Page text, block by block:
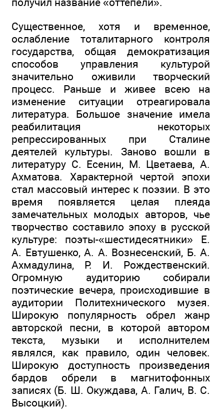
Существенное, хотя и временное,
ослабление тоталитарного контроля
государства, общая демократизация
способов управления культурой
значительно оживили творческий
процесс. Раньше и живее всею на
изменение ситуации отреагировала
литература. Большое значение имела
реабилитация некоторых
репрессированных при Сталине
деятелей культуры. Заново вошли в
литературу С. Есенин, М. Цветаева, А.
Ахматова. Характерной чертой эпохи
стал массовый интерес к поэзии. В это
время появляется целая плеяда
замечательных молодых авторов, чье
творчество составило эпоху в русской
культуре: поэты-«шестидесятники» Е.
А. Евтушенко, А. А. Вознесенский, Б. А.
Ахмадулина, Р. И. Рождественский.
Огромную аудиторию собирали
поэтические вечера, происходившие в
аудитории Политехнического музея.
Широкую популярность обрел жанр
авторской песни, в которой автором
текста, музыки и исполнителем
являлся, как правило, один человек.
Широкую доступность произведения
бардов обрели в магнитофонных
записях (Б. Ш. Окуждава, А. Галич, B. C.
Высоцкий).